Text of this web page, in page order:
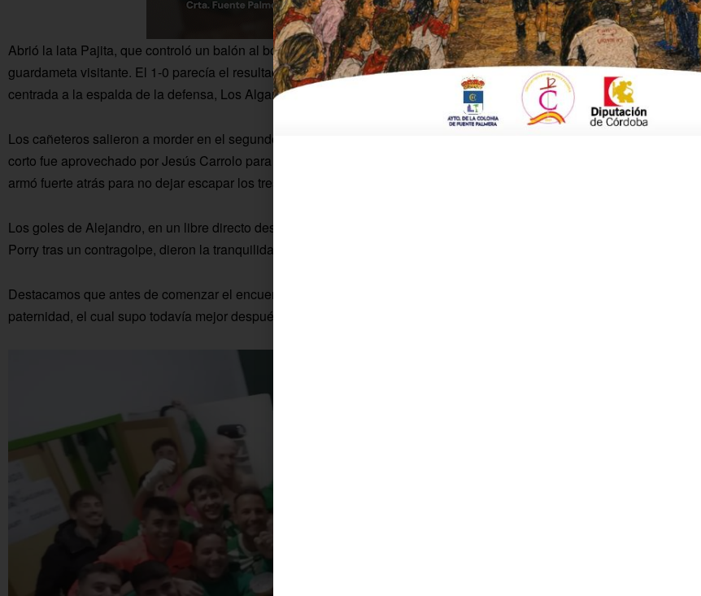
Abrió la lata Pajita, que controló un balón al borde del área y se revolvió batiendo con un fuerte disparo al
guardameta visitante. El 1-0 parecía el resultado con el que se llegaría al descanso, pero en una falta
centrada a la espalda de la defensa, Los Algarbes igualó la contienda ya en el descuento.
Los cañeteros salieron a morder en el segundo tiempo, y así llegó el segundo tanto. Un saque de puerta en
corto fue aprovechado por Jesús Carrolo para rematar y batir al portero. Desde ese momento el equipo se
armó fuerte atrás para no dejar escapar los tres puntos.
Los goles de Alejandro, en un libre directo desde la frontal, y de Iván, aprovechando un buen centro de
Porry tras un contragolpe, dieron la tranquilidad después de un gran esfuerzo para conseguir el triunfo.
Destacamos que antes de comenzar el encuentro, el equipo quiso hacer un regalo a Antonio Zam, tras su
paternidad, el cual supo todavía mejor después de la victoria.